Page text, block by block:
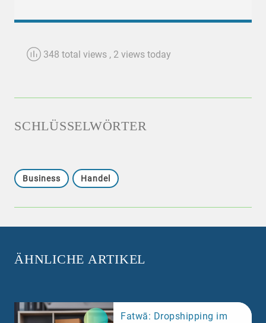
348 total views , 2 views today
SCHLÜSSELWÖRTER
Business Handel
ÄHNLICHE ARTIKEL
Fatwā: Dropshipping im